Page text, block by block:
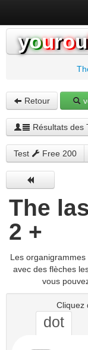
yourou
Retour
Résultats des
Test Free 200
The
2 +
Les
avec des flèches
vous
Cliquez
dot